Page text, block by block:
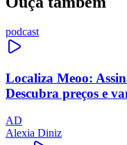
podcast
Localiza Meoo:
Descubra preços e
AD
Alexia Diniz